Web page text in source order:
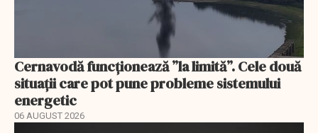
Cernavodă funcționează ”la limită”. Cele două
situații care pot pune probleme sistemului
energetic
06 AUGUST 2026